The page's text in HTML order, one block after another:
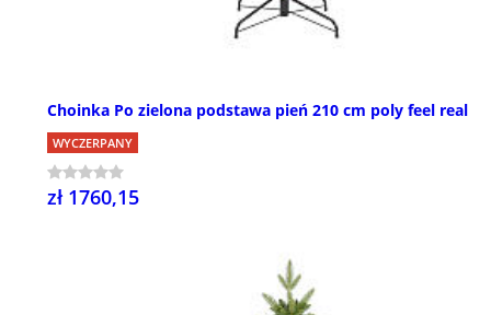
Choinka Po zielona podstawa pień 210 cm poly feel real
WYCZERPANY
zł 1760,15